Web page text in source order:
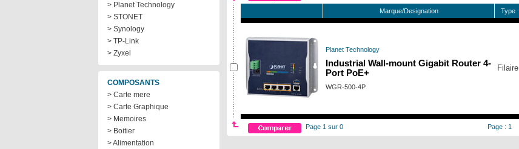
> Planet Technology
> STONET
> Synology
> TP-Link
> Zyxel
COMPOSANTS
> Carte mere
> Carte Graphique
> Memoires
> Boitier
> Alimentation
Marque/Designation Type
Planet Technology
Industrial Wall-mount Gigabit Router 4-
Port PoE+
WGR-500-4P
Filaire
Page 1 sur 0 Page : 1